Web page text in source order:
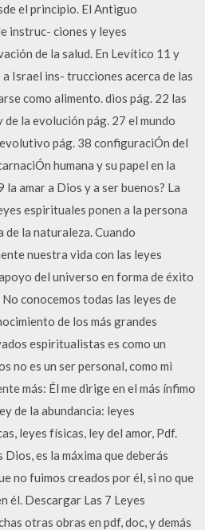
el principio. El Antiguo
instruc- ciones y leyes
de la salud. En Levítico 11 y
Israel ins- trucciones acerca de las
como alimento. dios pág. 22 las
la evolución pág. 27 el mundo
pág. 38 configuraciÓn del
humana y su papel en la
amar a Dios y a ser buenos? La
espirituales ponen a la persona
de la naturaleza. Cuando
nuestra vida con las leyes
del universo en forma de éxito
conocemos todas las leyes de
de los más grandes
espiritualistas es como un
no es un ser personal, como mi
más: Él me dirige en el más ínfimo
de la abundancia: leyes
leyes físicas, ley del amor, Pdf.
es la máxima que deberás
no fuimos creados por él, si no que
él. Descargar Las 7 Leyes
otras obras en pdf, doc, y demás